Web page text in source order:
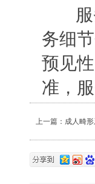
服务
务细
预见
准，
上一篇： 成人畸